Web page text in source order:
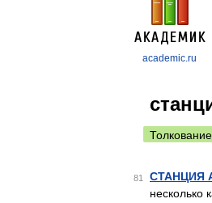
academic.ru
Толкование
81 СТАНЦИЯ
несколько